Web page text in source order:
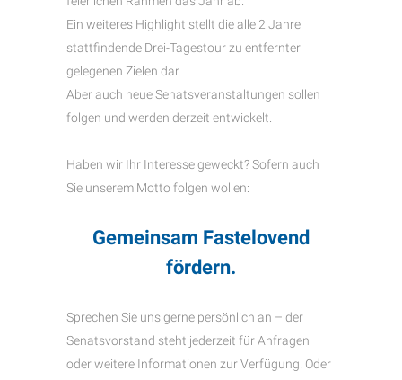
Ein weiteres Highlight stellt die alle 2 Jahre
stattfindende Drei-Tagestour zu entfernter
gelegenen Zielen dar.
Aber auch neue Senatsveranstaltungen sollen
folgen und werden derzeit entwickelt.
Haben wir Ihr Interesse geweckt? Sofern auch
Sie unserem Motto folgen wollen:
Gemeinsam Fastelovend
fördern.
Sprechen Sie uns gerne persönlich an – der
Senatsvorstand steht jederzeit für Anfragen
oder weitere Informationen zur Verfügung. Oder